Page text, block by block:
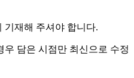
기재해 주셔야 합니다.
담은 시점만 최신으로 수정